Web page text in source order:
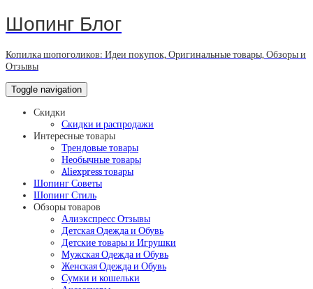
Шопинг Блог
Копилка шопоголиков: Идеи покупок, Оригинальные товары, Обзоры и
Отзывы
Toggle navigation
Скидки
Скидки и распродажи
Интересные товары
Трендовые товары
Необычные товары
Aliexpress товары
Шопинг Советы
Шопинг Стиль
Обзоры товаров
Алиэкспресс Отзывы
Детская Одежда и Обувь
Детские товары и Игрушки
Мужская Одежда и Обувь
Женская Одежда и Обувь
Сумки и кошельки